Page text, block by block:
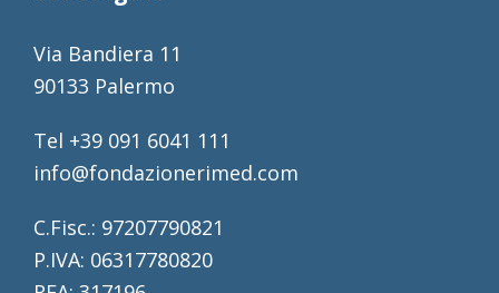
Via Bandiera 11
90133 Palermo
Tel +39 091 6041 111
info@fondazionerimed.com
C.Fisc.: 97207790821
P.IVA: 06317780820